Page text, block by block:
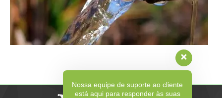
Nossa equipe de suporte ao cliente
está aqui para responder às suas